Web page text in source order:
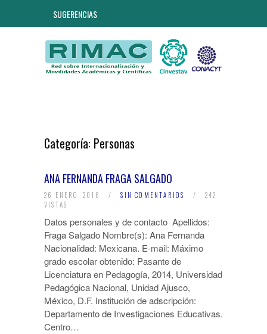
SUGERENCIAS
Categoría: Personas
ANA FERNANDA FRAGA SALGADO
26 ENERO, 2016 / SIN COMENTARIOS /
242
VISTAS
Datos personales y de contacto Apellidos:
Fraga Salgado Nombre(s): Ana Fernanda
Nacionalidad: Mexicana. E-mail: Máximo
grado escolar obtenido: Pasante de
Licenciatura en Pedagogía, 2014, Universidad
Pedagógica Nacional, Unidad Ajusco,
México, D.F. Institución de adscripción:
Departamento de Investigaciones Educativas.
Centro…